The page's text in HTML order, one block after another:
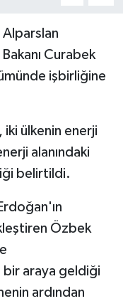
Alparslan
Curabek
işbirliğine
iki ülkenin enerji
alanındaki
belirtildi.
Özbek
bir araya geldiği
ardından